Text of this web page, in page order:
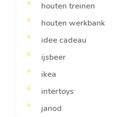
houten treinen
houten werkbank
idee cadeau
ijsbeer
ikea
intertoys
janod